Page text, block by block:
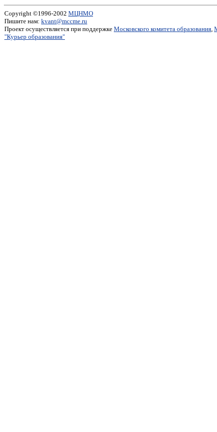
Copyright ©1996-2002 МЦНМО
Пишите нам: kvant@mccme.ru
Проект осуществляется при поддержке Московского комитета образования,
"Курьер образования"